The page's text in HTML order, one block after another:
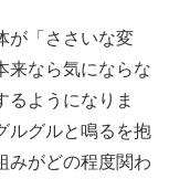
が「ささいな変
来なら気にならな
るようになりま
ルグルと鳴るを抱
みがどの程度関わ